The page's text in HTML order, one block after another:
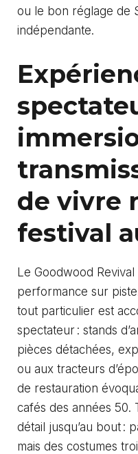
ou le bon réglage de
indépendante.
de vivre
festival
Le Goodwood
performance sur
tout particulier est
spectateur : stands
pièces détachées,
ou aux tracteurs
de restauration
cafés des années 50.
détail jusqu’au bout :
mais des costumes